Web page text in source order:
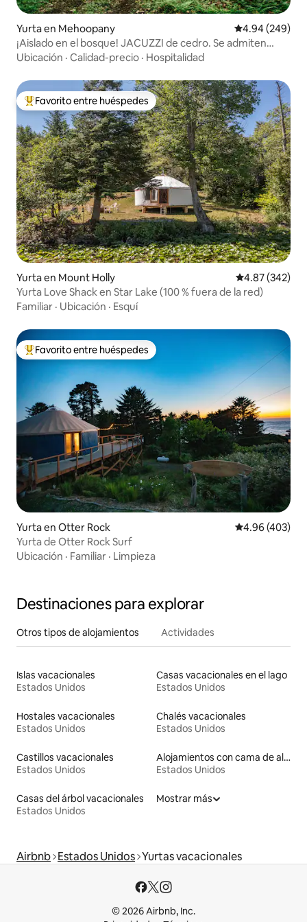
Yurta en Mehoopany Calificación
4.94 (249)
¡Aislado en el bosque! JACUZZI de cedro. Se admiten
mascotas.
Ubicación · Calidad-precio · Hospitalidad
Favorito entre huéspedes preferido
Favorito entre huéspedes
Yurta en Mount Holly Calificación
4.87 (342)
Yurta Love Shack en Star Lake (100 % fuera de la red)
Familiar · Ubicación · Esquí
Favorito entre huéspedes preferido
Favorito entre huéspedes
Yurta en Otter Rock Calificación
4.96 (403)
Yurta de Otter Rock Surf
Ubicación · Familiar · Limpieza
Destinaciones para explorar
Otros tipos de alojamientos Actividades
Islas vacacionales
Estados Unidos
Casas vacacionales en el lago
Estados Unidos
Hostales vacacionales
Estados Unidos
Chalés vacacionales
Estados Unidos
Castillos vacacionales
Estados Unidos
Alojamientos con cama de altura accesible
Estados Unidos
Casas del árbol vacacionales
Estados Unidos
Mostrar más
Airbnb Estados Unidos Yurtas vacacionales
© 2026 Airbnb, Inc.